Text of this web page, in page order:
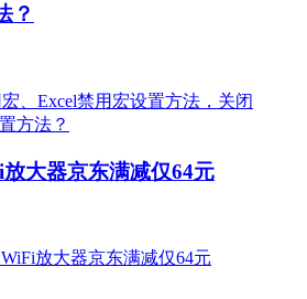
？
大器京东满减仅64元